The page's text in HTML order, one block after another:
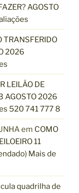
AGOSTO
TRANSFERIDO
2026
LEILÃO DE
AGOSTO 2026
520 741 777 8
em COMO
11
Mais de
quadrilha de